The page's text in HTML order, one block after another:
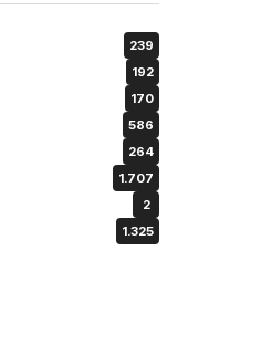
239
192
170
586
264
1.707
2
1.325